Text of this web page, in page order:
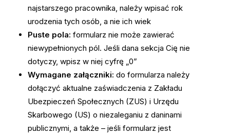
najstarszego pracownika, należy wpisać rok
urodzenia tych osób, a nie ich wiek
Puste pola: formularz nie może zawierać
niewypełnionych pól. Jeśli dana sekcja Cię nie
dotyczy, wpisz w niej cyfrę „0”
Wymagane załączniki: do formularza należy
dołączyć aktualne zaświadczenia z Zakładu
Ubezpieczeń Społecznych (ZUS) i Urzędu
Skarbowego (US) o niezaleganiu z daninami
publicznymi, a także – jeśli formularz jest